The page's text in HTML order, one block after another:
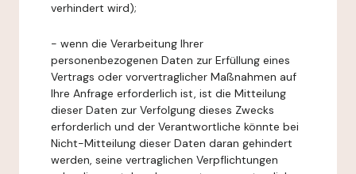
verhindert wird);
- wenn die Verarbeitung Ihrer
personenbezogenen Daten zur Erfüllung eines
Vertrags oder vorvertraglicher Maßnahmen auf
Ihre Anfrage erforderlich ist, ist die Mitteilung
dieser Daten zur Verfolgung dieses Zwecks
erforderlich und der Verantwortliche könnte bei
Nicht-Mitteilung dieser Daten daran gehindert
werden, seine vertraglichen Verpflichtungen